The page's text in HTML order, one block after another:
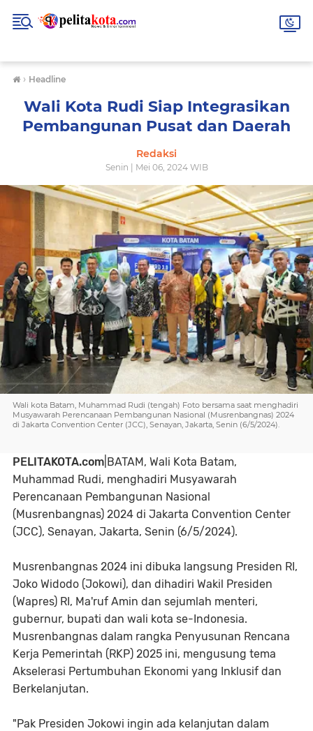
› Headline
Wali Kota Rudi Siap Integrasikan
Pembangunan Pusat dan Daerah
Redaksi
Senin | Mei 06, 2024 WIB
Wali kota Batam, Muhammad Rudi (tengah) Foto bersama saat menghadiri
Musyawarah Perencanaan Pembangunan Nasional (Musrenbangnas) 2024
di Jakarta Convention Center (JCC), Senayan, Jakarta, Senin (6/5/2024).
PELITAKOTA.com |BATAM, Wali Kota Batam,
Muhammad Rudi, menghadiri Musyawarah
Perencanaan Pembangunan Nasional
(Musrenbangnas) 2024 di Jakarta Convention Center
(JCC), Senayan, Jakarta, Senin (6/5/2024).
Musrenbangnas 2024 ini dibuka langsung Presiden RI,
Joko Widodo (Jokowi), dan dihadiri Wakil Presiden
(Wapres) RI, Ma'ruf Amin dan sejumlah menteri,
gubernur, bupati dan wali kota se-Indonesia.
Musrenbangnas dalam rangka Penyusunan Rencana
Kerja Pemerintah (RKP) 2025 ini, mengusung tema
Akselerasi Pertumbuhan Ekonomi yang Inklusif dan
Berkelanjutan.
"Pak Presiden Jokowi ingin ada kelanjutan dalam